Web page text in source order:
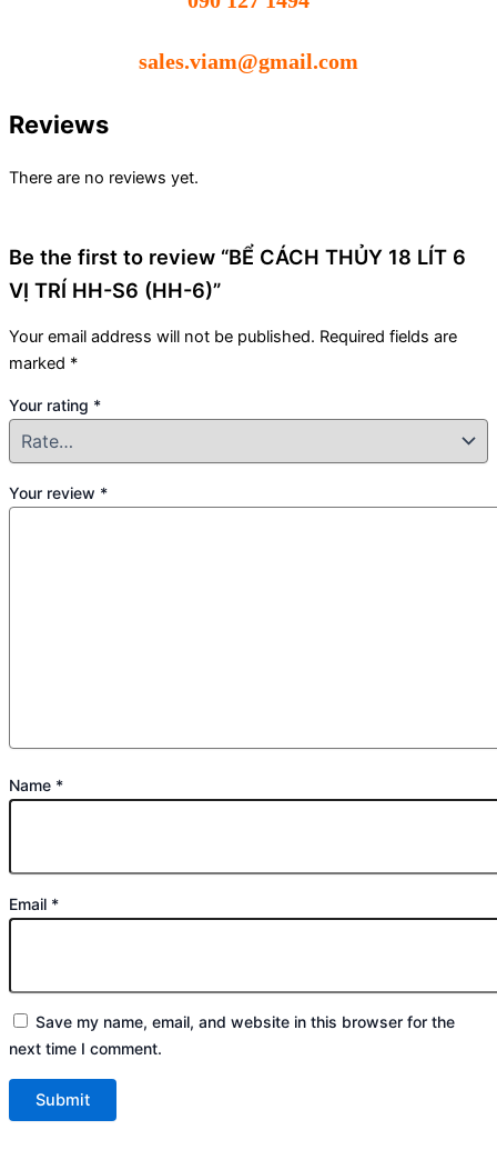
sales.viam@gmail.com
Reviews
There are no reviews yet.
Be the first to review “BỂ CÁCH THỦY 18 LÍT 6
VỊ TRÍ HH-S6 (HH-6)”
Your email address will not be published. Required fields are
marked *
Your rating *
Your review *
Name *
Email *
Save my name, email, and website in this browser for the
next time I comment.